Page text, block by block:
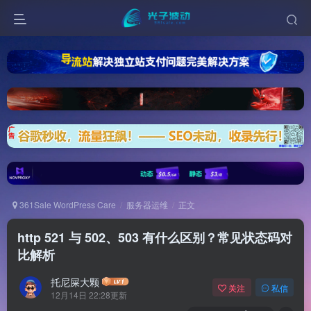
361Sale WordPress Care 服务器运维 正文
http 521 与 502、503 有什么区别？常见状态码对
比解析
托尼屎大颗
12月14日 22:28更新
关注 私信